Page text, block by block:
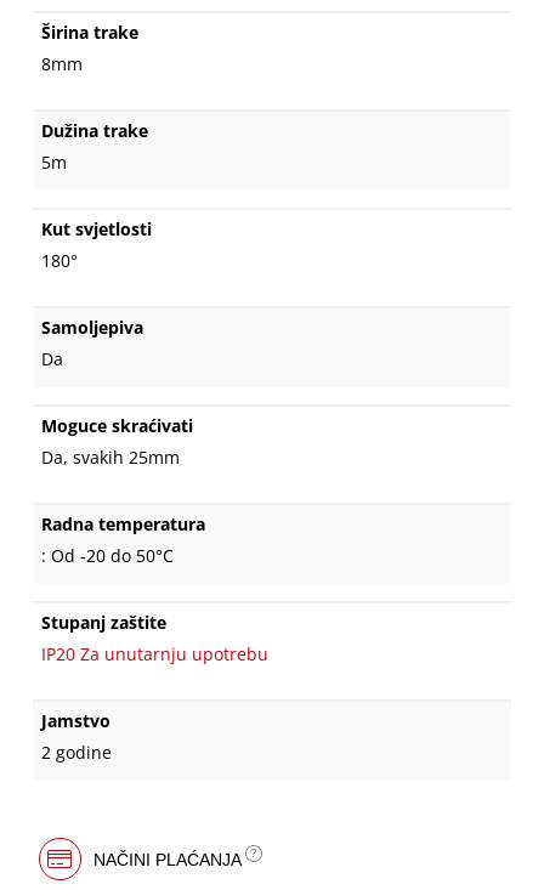
Širina trake
8mm
Dužina trake
5m
Kut svjetlosti
180°
Samoljepiva
Da
Moguce skraćivati
Da, svakih 25mm
Radna temperatura
: Od -20 do 50°C
Stupanj zaštite
IP20 Za unutarnju upotrebu
Jamstvo
2 godine
NAČINI PLAĆANJA